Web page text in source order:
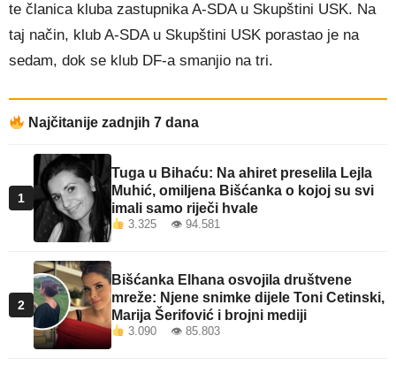
te članica kluba zastupnika A-SDA u Skupštini USK. Na
taj način, klub A-SDA u Skupštini USK porastao je na
sedam, dok se klub DF-a smanjio na tri.
Najčitanije zadnjih 7 dana
1
Tuga u Bihaću: Na ahiret preselila Lejla
Muhić, omiljena Bišćanka o kojoj su svi
imali samo riječi hvale
3.325 👁 94.581
2
Bišćanka Elhana osvojila društvene
mreže: Njene snimke dijele Toni Cetinski,
Marija Šerifović i brojni mediji
3.090 👁 85.803